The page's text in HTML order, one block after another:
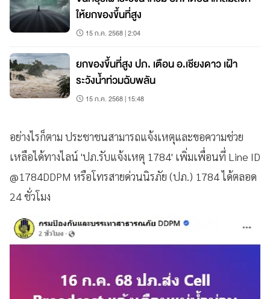
ให้ยกของขึ้นที่สูง
15 ก.ค. 2568 | 2:04
ยกของขึ้นที่สูง ปภ. เตือน อ.เชียงดาว เฝ้า
ระวังน้ำท่วมฉับพลัน
15 ก.ค. 2568 | 15:48
อย่างไรก็ตาม ประชาชนสามารถแจ้งเหตุและขอความช่วย
เหลือได้ทางไลน์ 'ปภ.รับแจ้งเหตุ 1784' เพิ่มเพื่อนที่ Line ID
@1784DDPM หรือโทรสายด่วนนิรภัย (ปภ.) 1784 ได้ตลอด
24 ชั่วโมง